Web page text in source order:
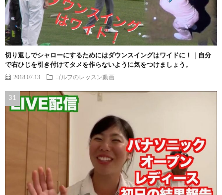
切り返しでシャローにするためにはダウンスイングはワイドに！｜自分
で右ひじを引き付けてタメを作らないように気をつけましょう。
2018.07.13 ゴルフのレッスン動画